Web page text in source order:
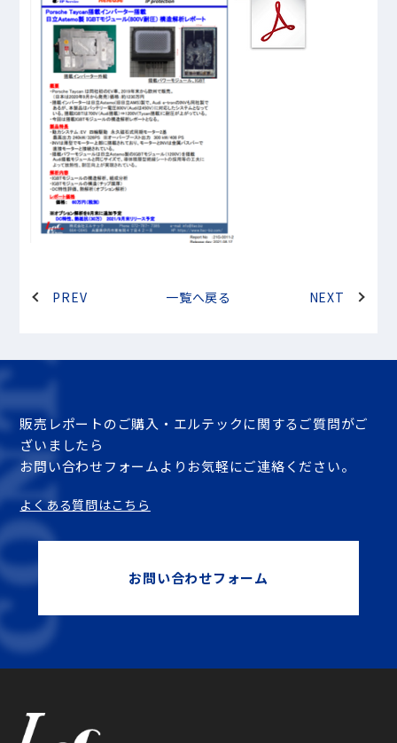
PREV 一覧へ戻る NEXT
販売レポートのご購入・エルテックに関するご質問がご
ざいましたら
お問い合わせフォームよりお気軽にご連絡ください。
よくある質問はこちら
お問い合わせフォーム